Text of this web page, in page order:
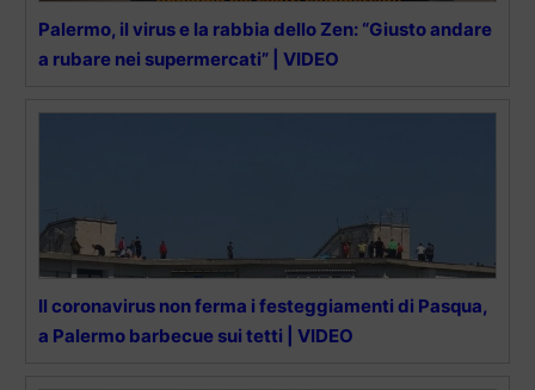
Palermo, il virus e la rabbia dello Zen: “Giusto andare
a rubare nei supermercati” | VIDEO
Il coronavirus non ferma i festeggiamenti di Pasqua,
a Palermo barbecue sui tetti | VIDEO